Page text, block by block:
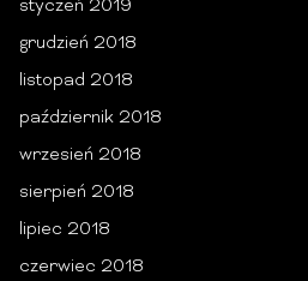
styczeń 2019
grudzień 2018
listopad 2018
październik 2018
wrzesień 2018
sierpień 2018
lipiec 2018
czerwiec 2018